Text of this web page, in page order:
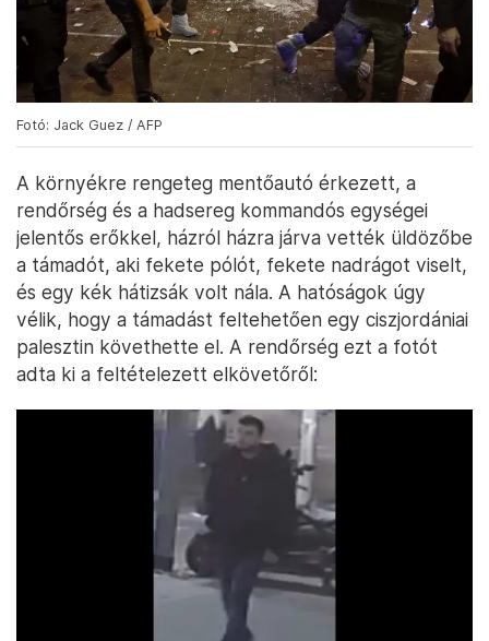
Fotó: Jack Guez / AFP
A környékre rengeteg mentőautó érkezett, a
rendőrség és a hadsereg kommandós egységei
jelentős erőkkel, házról házra járva vették üldözőbe
a támadót, aki fekete pólót, fekete nadrágot viselt,
és egy kék hátizsák volt nála. A hatóságok úgy
vélik, hogy a támadást feltehetően egy ciszjordániai
palesztin követhette el. A rendőrség ezt a fotót
adta ki a feltételezett elkövetőről: